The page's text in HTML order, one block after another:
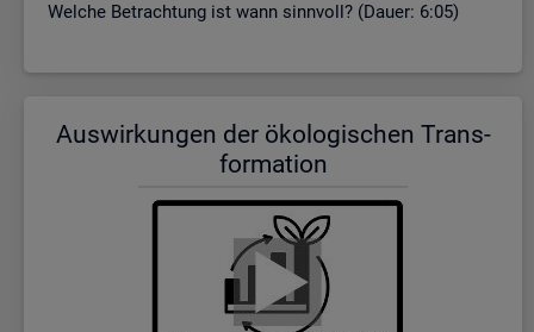
Wel­che Be­trach­tung ist wann sinn­voll? (Dauer: 6:05)
Aus­wir­kun­gen der öko­lo­gi­schen Trans­
for­ma­ti­on